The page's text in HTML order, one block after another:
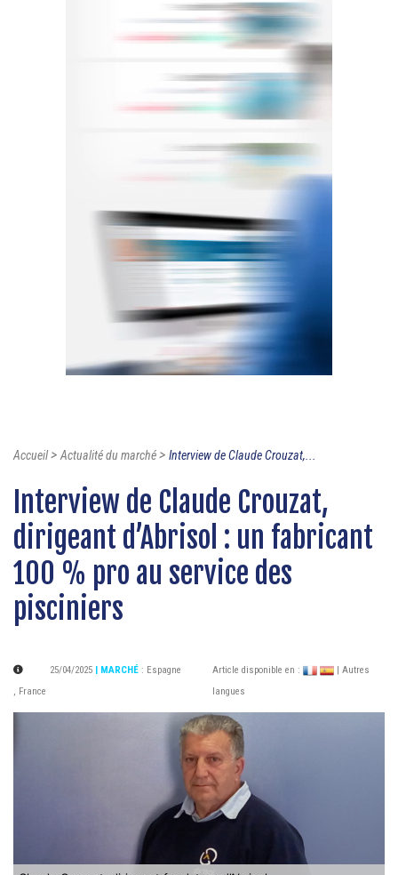
Accueil>Actualité du marché> Interview de Claude Crouzat,...
Interview de Claude Crouzat,
dirigeant d’Abrisol : un fabricant
100 % pro au service des
pisciniers
25/04/2025 | MARCHÉ : Espagne
, France
Article disponible en :
| Autres
langues